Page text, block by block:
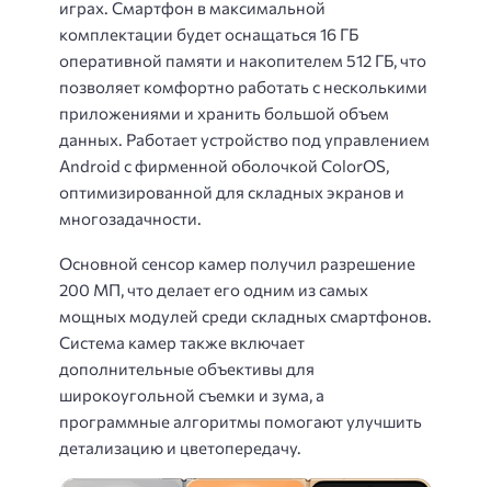
играх. Смартфон в максимальной
комплектации будет оснащаться 16 ГБ
оперативной памяти и накопителем 512 ГБ, что
позволяет комфортно работать с несколькими
приложениями и хранить большой объем
данных. Работает устройство под управлением
Android с фирменной оболочкой ColorOS,
оптимизированной для складных экранов и
многозадачности.
Основной сенсор камер получил разрешение
200 МП, что делает его одним из самых
мощных модулей среди складных смартфонов.
Система камер также включает
дополнительные объективы для
широкоугольной съемки и зума, а
программные алгоритмы помогают улучшить
детализацию и цветопередачу.